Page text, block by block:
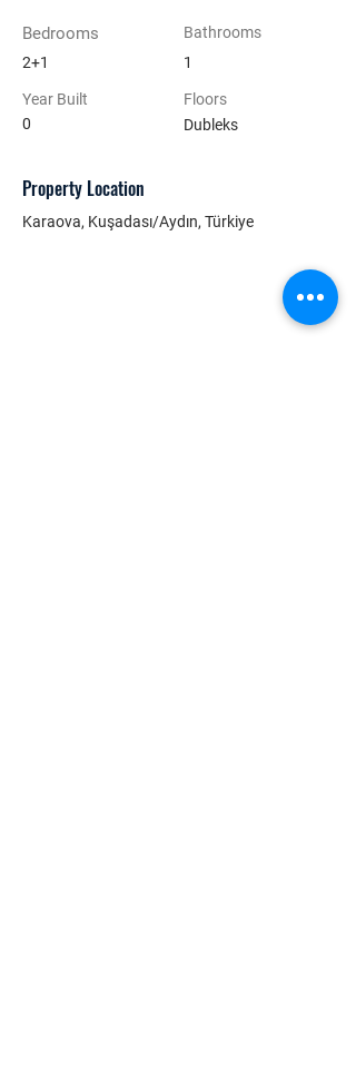
Bedrooms
2+1
Year Built
0
Bathrooms
1
Floors
Dubleks
Property Location
Karaova, Kuşadası/Aydın, Türkiye